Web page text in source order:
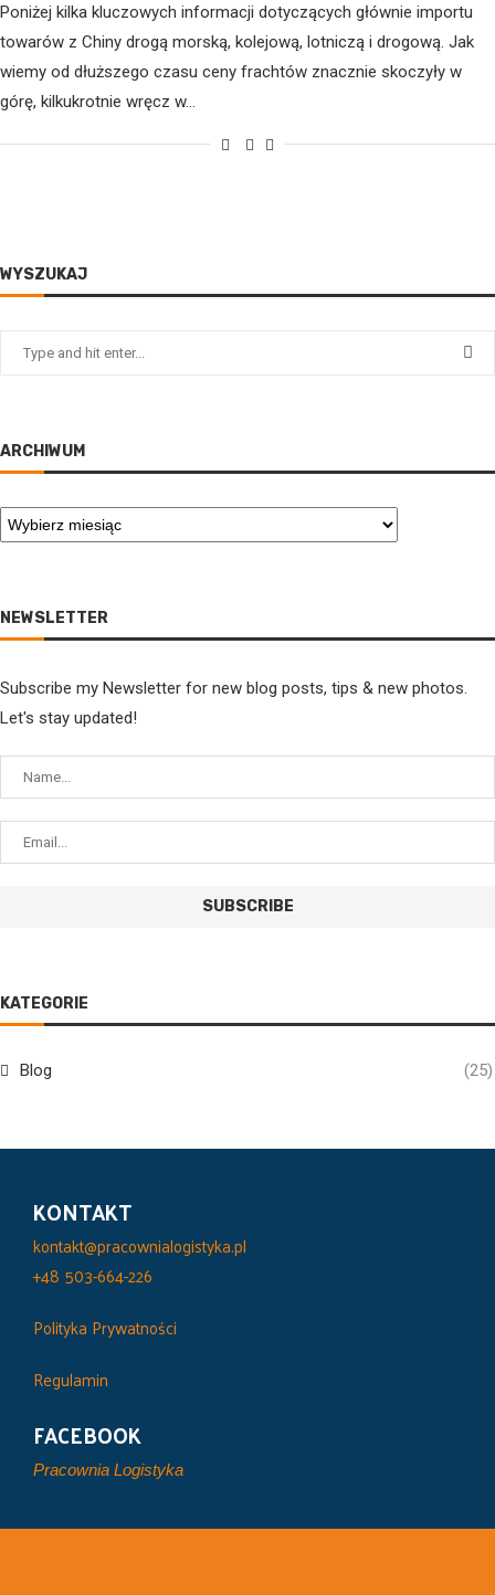
Poniżej kilka kluczowych informacji dotyczących głównie importu
towarów z Chiny drogą morską, kolejową, lotniczą i drogową. Jak
wiemy od dłuższego czasu ceny frachtów znacznie skoczyły w
górę, kilkukrotnie wręcz w…
WYSZUKAJ
ARCHIWUM
NEWSLETTER
Subscribe my Newsletter for new blog posts, tips & new photos.
Let's stay updated!
KATEGORIE
Blog (25)
KONTAKT
kontakt@pracownialogistyka.pl
+48 503-664-226
Polityka Prywatności
Regulamin
FACEBOOK
Pracownia Logistyka